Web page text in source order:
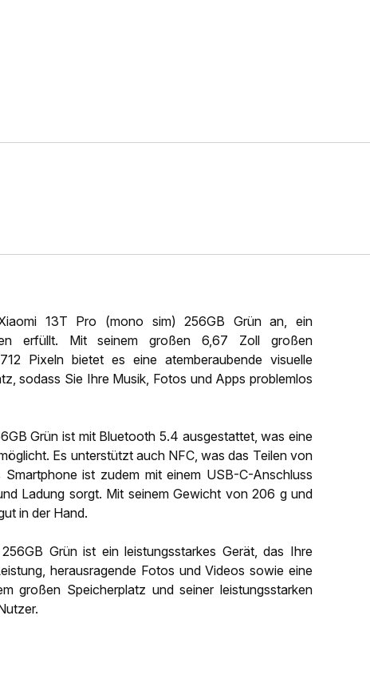
13T Pro (mono sim) 256GB Grün an, ein
erfüllt. Mit seinem großen 6,67 Zoll großen
Pixeln bietet es eine atemberaubende visuelle
sodass Sie Ihre Musik, Fotos und Apps problemlos
Grün ist mit Bluetooth 5.4 ausgestattet, was eine
Es unterstützt auch NFC, was das Teilen von
ist zudem mit einem USB-C-Anschluss
Ladung sorgt. Mit seinem Gewicht von 206 g und
in der Hand.
Grün ist ein leistungsstarkes Gerät, das Ihre
herausragende Fotos und Videos sowie eine
großen Speicherplatz und seiner leistungsstarken